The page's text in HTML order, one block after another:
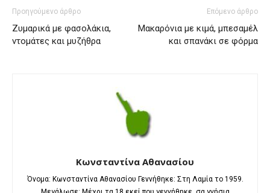
Προηγούμενο άρθρο
Ζυμαρικά με φασολάκια,
ντομάτες και μυζήθρα
Επόμενο άρθρο
Μακαρόνια με κιμά, μπεσαμέλ
και σπανάκι σε φόρμα
Κωνσταντίνα Αθανασίου
Όνομα: Κωνσταντίνα Αθανασίου Γεννήθηκε: Στη Λαμία το 1959.